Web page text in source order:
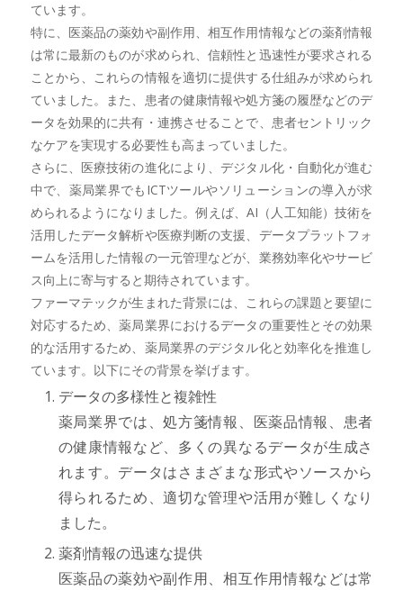
ています。
特に、医薬品の薬効や副作用、相互作用情報などの薬剤情報
は常に最新のものが求められ、信頼性と迅速性が要求される
ことから、これらの情報を適切に提供する仕組みが求められ
ていました。また、患者の健康情報や処方箋の履歴などのデ
ータを効果的に共有・連携させることで、患者セントリック
なケアを実現する必要性も高まっていました。
さらに、医療技術の進化により、デジタル化・自動化が進む
中で、薬局業界でもICTツールやソリューションの導入が求
められるようになりました。例えば、AI（人工知能）技術を
活用したデータ解析や医療判断の支援、データプラットフォ
ームを活用した情報の一元管理などが、業務効率化やサービ
ス向上に寄与すると期待されています。
ファーマテックが生まれた背景には、これらの課題と要望に
対応するため、薬局業界におけるデータの重要性とその効果
的な活用するため、薬局業界のデジタル化と効率化を推進し
ています。以下にその背景を挙げます。
データの多様性と複雑性
薬局業界では、処方箋情報、医薬品情報、患者
の健康情報など、多くの異なるデータが生成さ
れます。データはさまざまな形式やソースから
得られるため、適切な管理や活用が難しくなり
ました。
薬剤情報の迅速な提供
医薬品の薬効や副作用、相互作用情報などは常